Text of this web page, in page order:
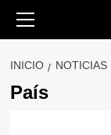
Saltar
primario
INICIO NOTICIAS
País